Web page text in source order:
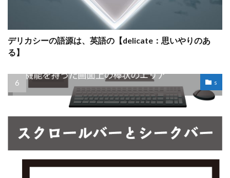
デリカシーの語源は、英語の【delicate：思いやりのあ
る】
s